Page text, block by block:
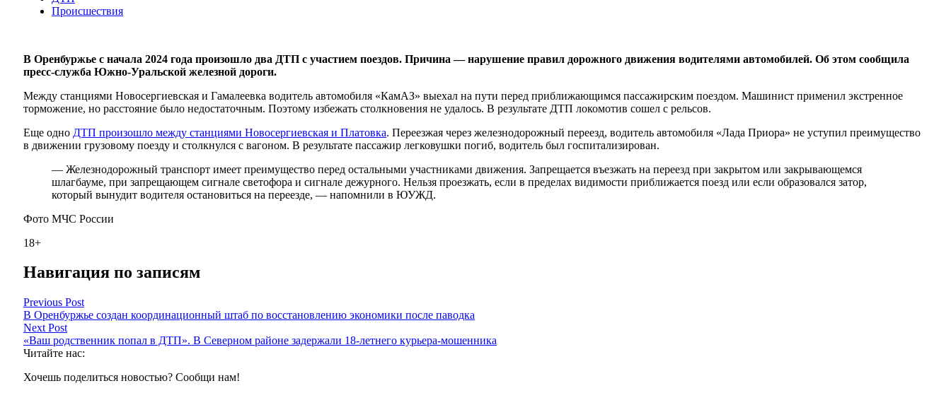
Происшествия
В Оренбуржье с начала 2024 года произошло два ДТП с участием поездов. Причина — нарушение правил дорожного движения водителями автомобилей. Об этом сообщила
пресс-служба Южно-Уральской железной дороги.
Между станциями Новосергиевская и Гамалеевка водитель автомобиля «КамАЗ» выехал на пути перед приближающимся пассажирским поездом. Машинист применил экстренное
торможение, но расстояние было недостаточным. Поэтому избежать столкновения не удалось. В результате ДТП локомотив сошел с рельсов.
Еще одно ДТП произошло между станциями Новосергиевская и Платовка. Переезжая через железнодорожный переезд, водитель автомобиля «Лада Приора» не уступил преимущество
в движении грузовому поезду и столкнулся с вагоном. В результате пассажир легковушки погиб, водитель был госпитализирован.
— Железнодорожный транспорт имеет преимущество перед остальными участниками движения. Запрещается въезжать на переезд при закрытом или закрывающемся
шлагбауме, при запрещающем сигнале светофора и сигнале дежурного. Нельзя проезжать, если в пределах видимости приближается поезд или если образовался затор,
который вынудит водителя остановиться на переезде, — напомнили в ЮУЖД.
Фото МЧС России
18+
Навигация по записям
Previous Post
В Оренбуржье создан координационный штаб по восстановлению экономики после паводка
Next Post
«Ваш родственник попал в ДТП». В Северном районе задержали 18-летнего курьера-мошенника
Читайте нас:
Хочешь поделиться новостью? Сообщи нам!